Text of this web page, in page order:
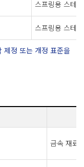
스프링용 스테
스프링용 스테
제정 또는 개정 표준을
금속 재료